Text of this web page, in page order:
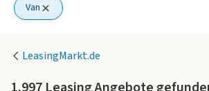
LeasingMarkt.de
Van
1 aktiver Filter